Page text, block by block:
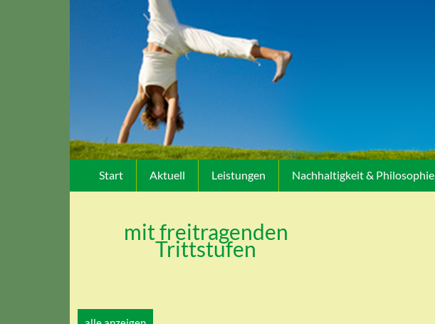
Start Aktuell Leistungen Nachhaltigkeit & Philosophie
mit freitragenden
Trittstufen